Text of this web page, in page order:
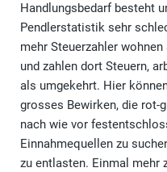
Handlungsbedarf besteht
Pendlerstatistik sehr
mehr Steuerzahler
und zahlen dort Steuern,
als umgekehrt. Hier
grosses Bewirken, die rot-
nach wie vor
Einnahmequellen zu
zu entlasten. Einmal mehr